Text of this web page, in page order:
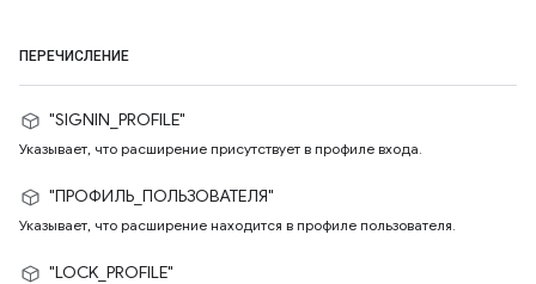
ПЕРЕЧИСЛЕНИЕ
"SIGNIN_PROFILE"
Указывает, что расширение присутствует в профиле входа.
"ПРОФИЛЬ_ПОЛЬЗОВАТЕЛЯ"
Указывает, что расширение находится в профиле пользователя.
"LOCK_PROFILE"